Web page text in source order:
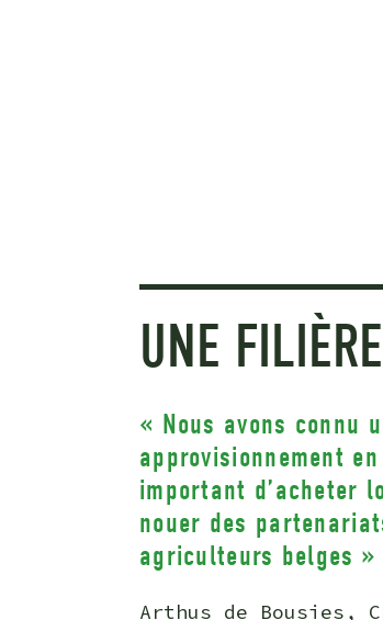
UNE
« Nous avons connu
approvisionnement
important d’acheter
nouer des
agriculteurs belges »
Arthus de Bousies,